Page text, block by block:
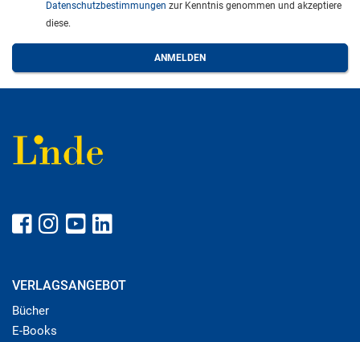
Datenschutzbestimmungen zur Kenntnis genommen und akzeptiere
diese.
VERLAGSANGEBOT
Bücher
E-Books